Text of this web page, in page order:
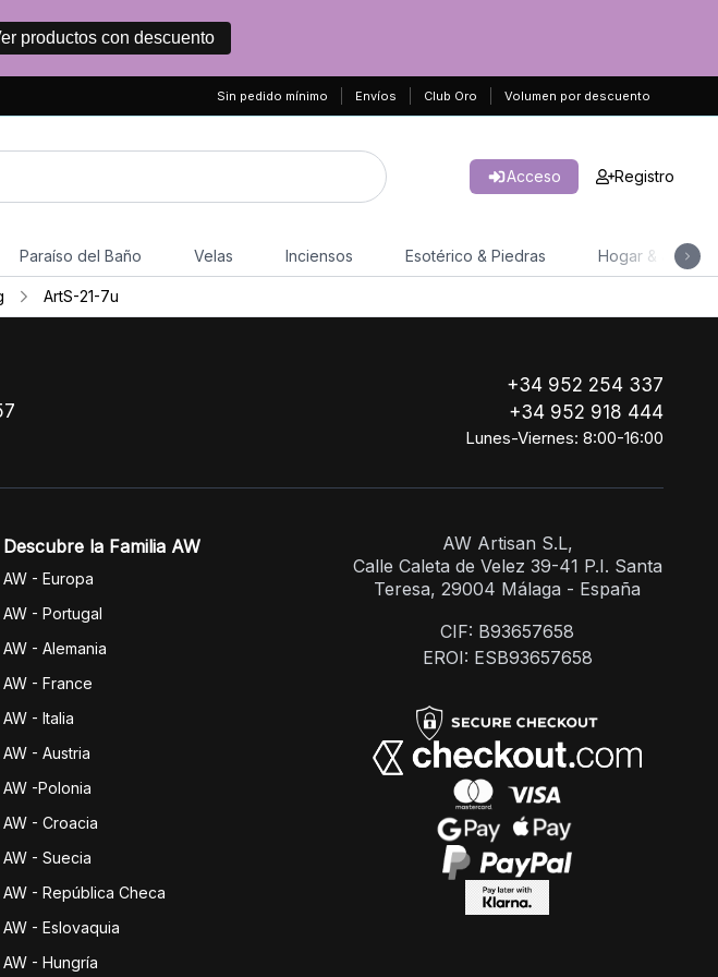
productos con descuento
Sin pedido mínimo Envíos Club Oro Volumen por descuento
Acceso Registro
Paraíso del Baño Velas Inciensos Esotérico & Piedras Hogar & Jardín
ArtS-21-7u
+34 952 254 337
+34 952 918 444
Lunes-Viernes: 8:00-16:00
Descubre la Familia AW
AW - Europa
AW - Portugal
AW - Alemania
AW - France
AW - Italia
AW - Austria
AW -Polonia
AW - Croacia
AW - Suecia
AW - República Checa
AW - Eslovaquia
AW - Hungría
AW Artisan S.L,
Calle Caleta de Velez 39-41 P.I. Santa
Teresa, 29004 Málaga - España
CIF: B93657658
EROI: ESB93657658